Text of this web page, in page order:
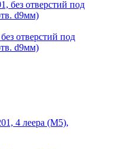
отверстий под
d9мм)